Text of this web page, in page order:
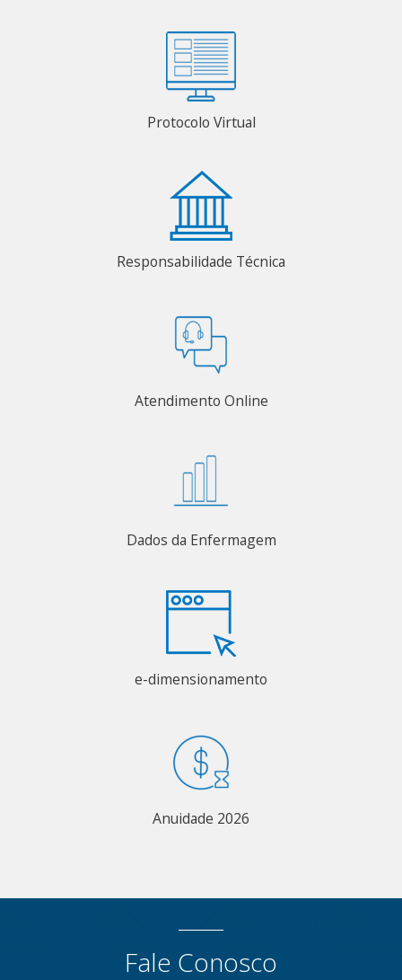
Protocolo Virtual
Responsabilidade Técnica
Atendimento Online
Dados da Enfermagem
e-dimensionamento
Anuidade 2026
Fale Conosco